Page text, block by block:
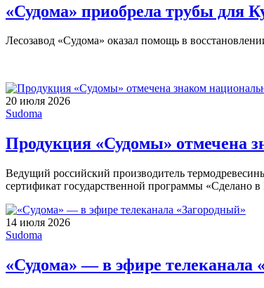
«Судома» приобрела трубы для
Лесозавод «Судома» оказал помощь в
20 июля 2026
Sudoma
Продукция «Судомы» отмечена
Ведущий российский производитель
сертификат государственной программы «Сделано в
14 июля 2026
Sudoma
«Судома» — в эфире телеканала